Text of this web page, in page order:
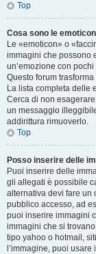
Top
Cosa sono le
Le «emoticon» o
immagini che possono
un’emozione con
Questo forum
La lista completa delle
Cerca di non
un messaggio
addirittura rimuoverlo.
Top
Posso inserire delle
Puoi inserire delle
gli allegati è possibile
alternativa devi fare un
pubblico accesso, ad
puoi inserire immagini
immagini che si
tipo yahoo o hotmail,
l’immagine, puoi